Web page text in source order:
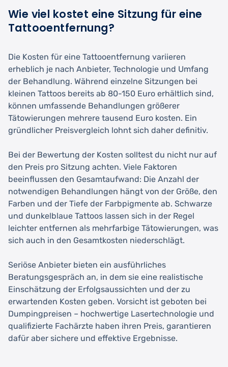
Wie viel kostet eine Sitzung für eine
Tattooentfernung?
Die Kosten für eine Tattooentfernung variieren
erheblich je nach Anbieter, Technologie und Umfang
der Behandlung. Während einzelne Sitzungen bei
kleinen Tattoos bereits ab 80-150 Euro erhältlich sind,
können umfassende Behandlungen größerer
Tätowierungen mehrere tausend Euro kosten. Ein
gründlicher Preisvergleich lohnt sich daher definitiv.
Bei der Bewertung der Kosten solltest du nicht nur auf
den Preis pro Sitzung achten. Viele Faktoren
beeinflussen den Gesamtaufwand: Die Anzahl der
notwendigen Behandlungen hängt von der Größe, den
Farben und der Tiefe der Farbpigmente ab. Schwarze
und dunkelblaue Tattoos lassen sich in der Regel
leichter entfernen als mehrfarbige Tätowierungen, was
sich auch in den Gesamtkosten niederschlägt.
Seriöse Anbieter bieten ein ausführliches
Beratungsgespräch an, in dem sie eine realistische
Einschätzung der Erfolgsaussichten und der zu
erwartenden Kosten geben. Vorsicht ist geboten bei
Dumpingpreisen – hochwertige Lasertechnologie und
qualifizierte Fachärzte haben ihren Preis, garantieren
dafür aber sichere und effektive Ergebnisse.